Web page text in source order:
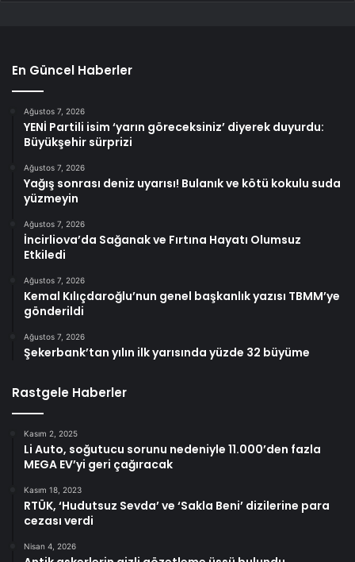
En Güncel Haberler
Ağustos 7, 2026
YENİ Partili isim ‘yarın göreceksiniz’ diyerek duyurdu:
Büyükşehir sürprizi
Ağustos 7, 2026
Yağış sonrası deniz uyarısı! Bulanık ve kötü kokulu suda
yüzmeyin
Ağustos 7, 2026
İncirliova’da Sağanak ve Fırtına Hayatı Olumsuz
Etkiledi
Ağustos 7, 2026
Kemal Kılıçdaroğlu’nun genel başkanlık yazısı TBMM’ye
gönderildi
Ağustos 7, 2026
Şekerbank’tan yılın ilk yarısında yüzde 32 büyüme
Rastgele Haberler
Kasım 2, 2025
Li Auto, soğutucu sorunu nedeniyle 11.000’den fazla
MEGA EV’yi geri çağıracak
Kasım 18, 2023
RTÜK, ‘Hudutsuz Sevda’ ve ‘Sakla Beni’ dizilerine para
cezası verdi
Nisan 4, 2026